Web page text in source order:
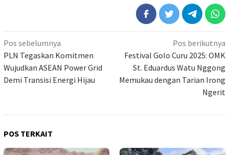
Navigasi
pos
Pos sebelumnya
PLN Tegaskan Komitmen
Wujudkan ASEAN Power Grid
Demi Transisi Energi Hijau
Pos berikutnya
Festival Golo Curu 2025: OMK
St. Eduardus Watu Nggong
Memukau dengan Tarian Irong
Ngerit
POS TERKAIT